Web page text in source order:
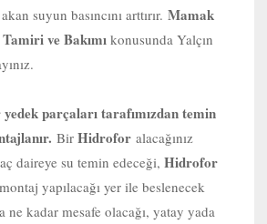
suyun basıncını arttırır. Mamak
ve Bakımı konusunda Yalçın
parçaları tarafımızdan temin
Bir Hidrofor alacağınız
daireye su temin edeceği, Hidrofor
yapılacağı yer ile beslenecek
ne kadar mesafe olacağı, yatay yada